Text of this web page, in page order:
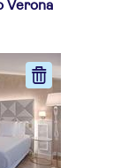
Verona
vakantie